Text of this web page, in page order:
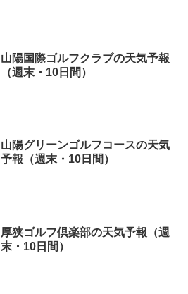
山陽国際ゴルフクラブの天気予報
（週末・10日間）
山陽グリーンゴルフコースの天気
予報（週末・10日間）
厚狭ゴルフ倶楽部の天気予報（週
末・10日間）